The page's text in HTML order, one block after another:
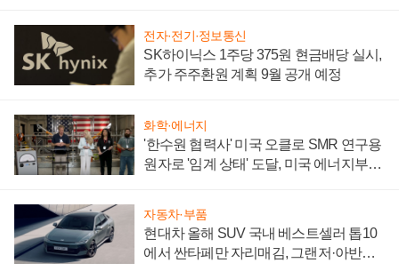
전자·전기·정보통신
SK하이닉스 1주당 375원 현금배당 실시,
추가 주주환원 계획 9월 공개 예정
화학·에너지
'한수원 협력사' 미국 오클로 SMR 연구용
원자로 '임계 상태' 도달, 미국 에너지부
자동차·부품
현대차 올해 SUV 국내 베스트셀러 톱10
에서 싼타페만 자리매김, 그랜저·아반떼